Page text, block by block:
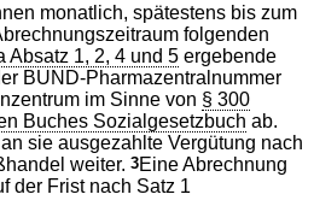
monatlich, spätestens bis zum
folgenden
Absatz 1, 2, 4 und 5 ergebende
BUND-Pharmazentralnummer
im Sinne von § 300
Buches Sozialgesetzbuch ab.
sie ausgezahlte Vergütung nach
weiter.3Eine Abrechnung
der Frist nach Satz 1